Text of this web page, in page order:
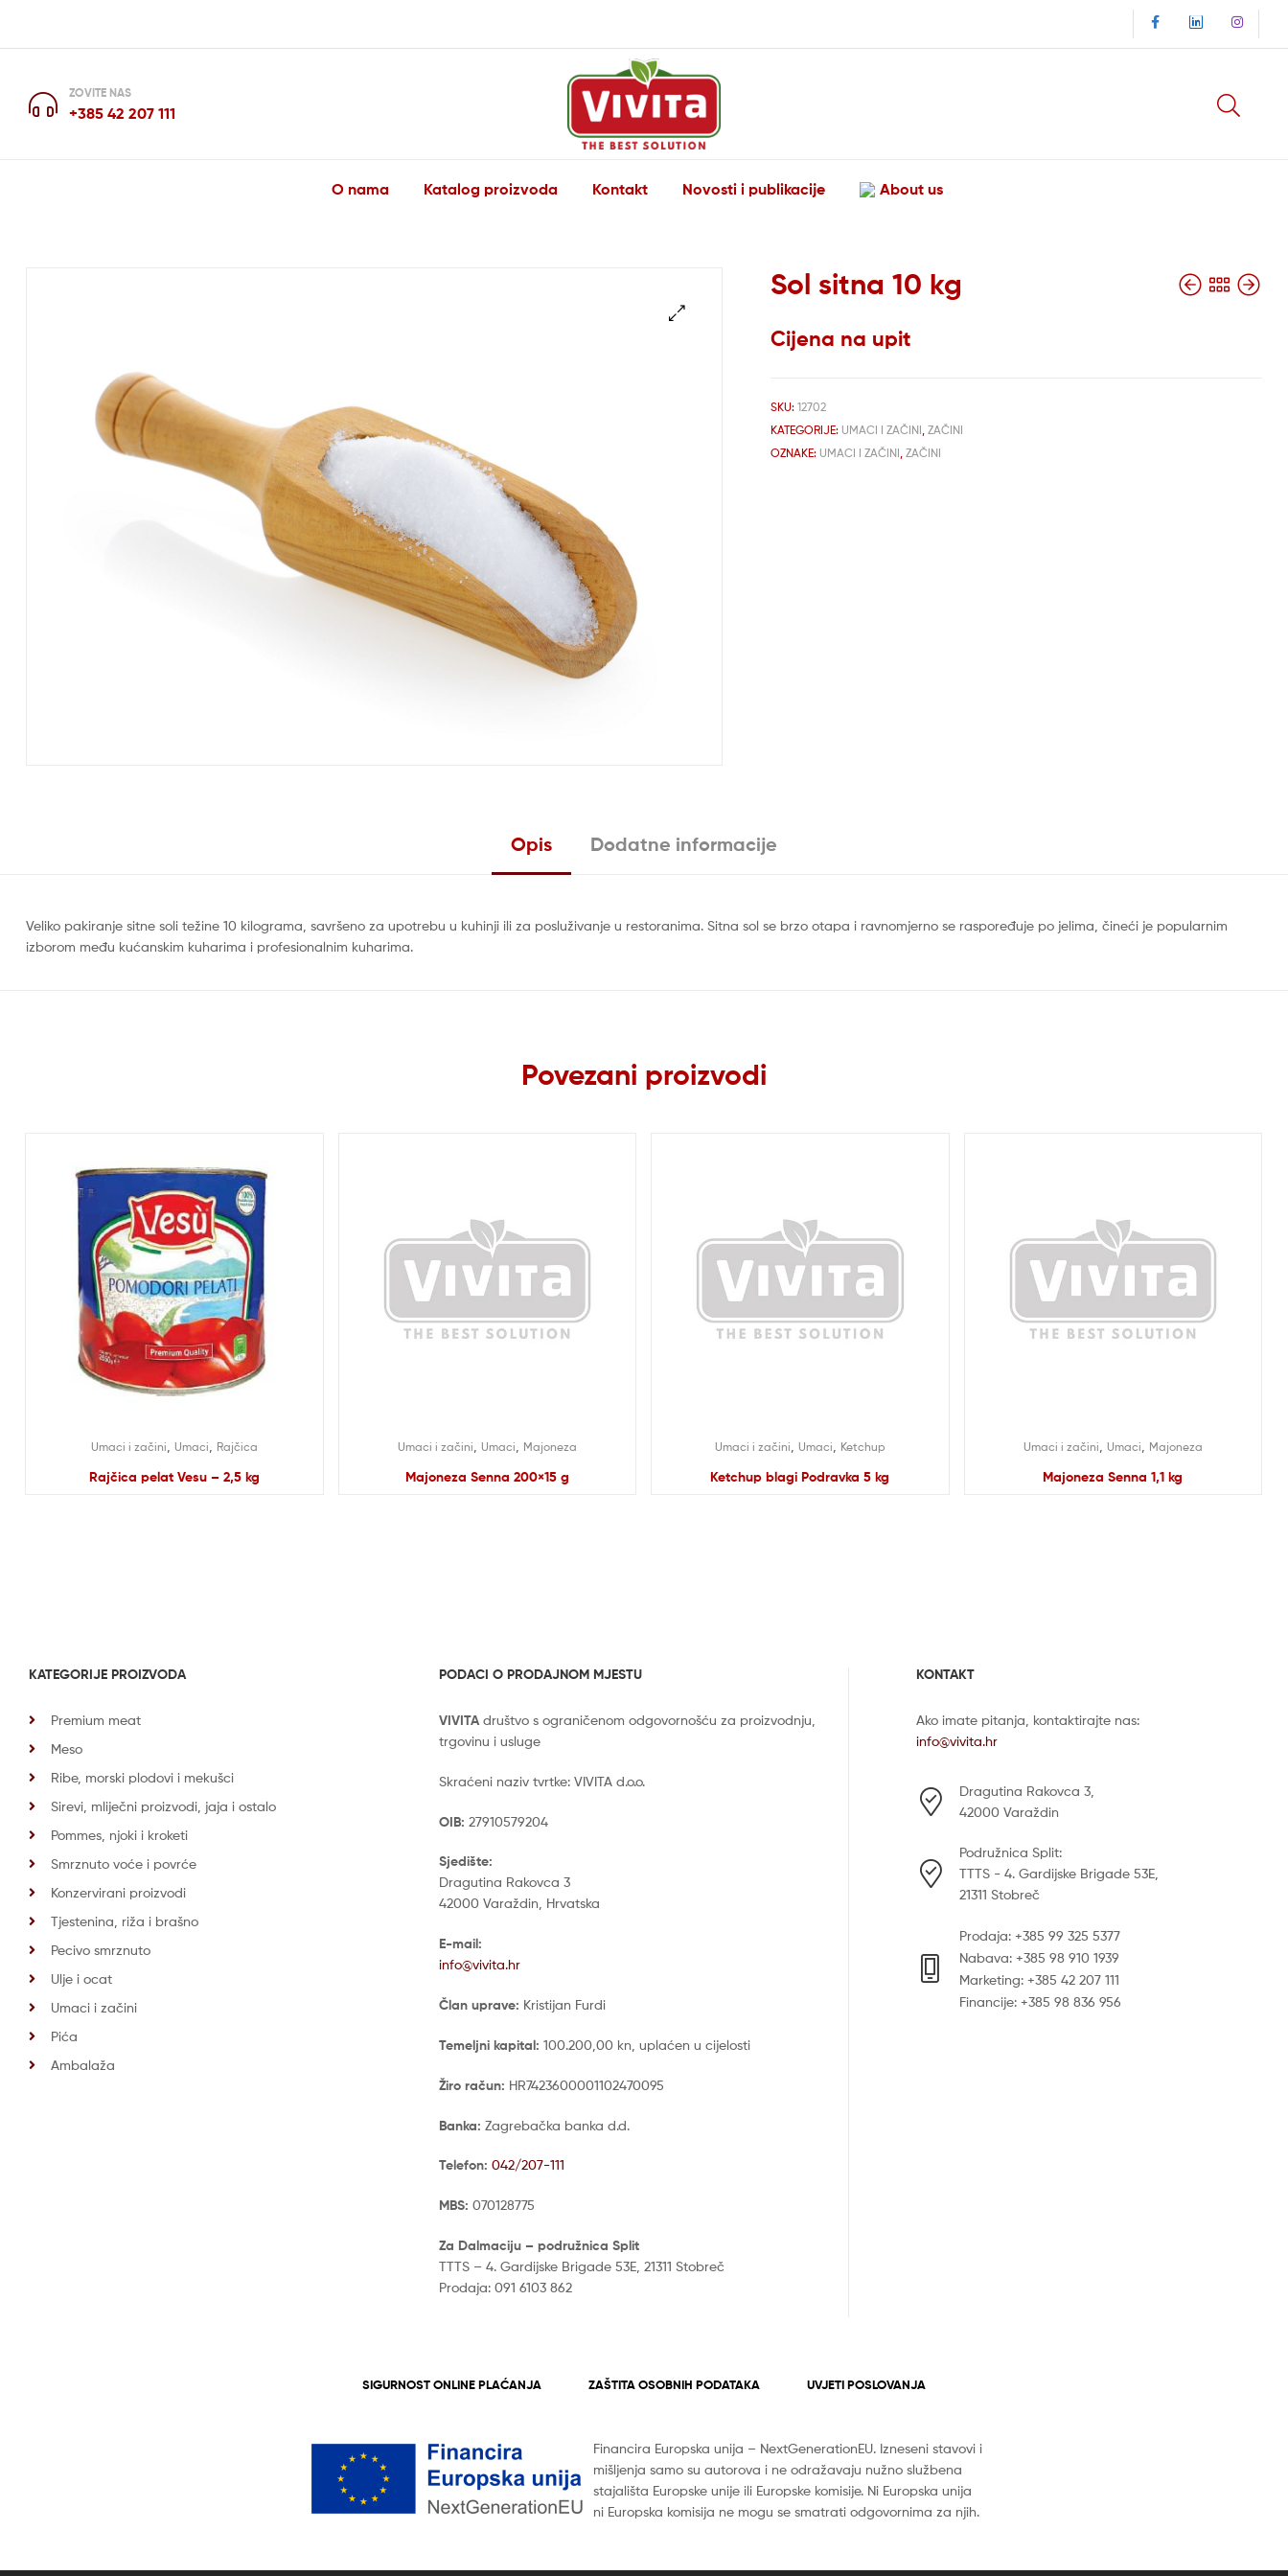
ZOVITE NAS
+385 42 207 111
O nama Katalog proizvoda Kontakt Novosti i publikacije About us
Sol sitna 10 kg
Cijena na upit
SKU:12702
KATEGORIJE: UMACI I ZAČINI,ZAČINI
OZNAKE: UMACI I ZAČINI,ZAČINI
Opis Dodatne informacije
Veliko pakiranje sitne soli težine 10 kilograma, savršeno za upotrebu u kuhinji ili za posluživanje u restoranima. Sitna sol se brzo otapa i ravnomjerno se raspoređuje po jelima, čineći je popularnim
izborom među kućanskim kuharima i profesionalnim kuharima.
Povezani proizvodi
Umaci i začini Umaci Rajčica
Rajčica pelat Vesu – 2,5 kg
Umaci i začini Umaci Majoneza
Majoneza Senna 200×15 g
Umaci i začini Umaci Ketchup
Ketchup blagi Podravka 5 kg
Umaci i začini Umaci Majoneza
Majoneza Senna 1,1 kg
KATEGORIJE PROIZVODA
Premium meat
Meso
Ribe, morski plodovi i mekušci
Sirevi, mliječni proizvodi, jaja i ostalo
Pommes, njoki i kroketi
Smrznuto voće i povrće
Konzervirani proizvodi
Tjestenina, riža i brašno
Pecivo smrznuto
Ulje i ocat
Umaci i začini
Pića
Ambalaža
PODACI O PRODAJNOM MJESTU
VIVITAdruštvo s ograničenom odgovornošću za proizvodnju,
trgovinu i usluge
Skraćeni naziv tvrtke: VIVITA d.o.o.
OIB: 27910579204
Sjedište:
Dragutina Rakovca 3
42000 Varaždin, Hrvatska
E-mail:
info@vivita.hr
Član uprave: Kristijan Furdi
Temeljni kapital: 100.200,00 kn, uplaćen u cijelosti
Žiro račun: HR7423600001102470095
Banka: Zagrebačka banka d.d.
Telefon: 042/207-111
MBS: 070128775
Za Dalmaciju – podružnica Split
TTTS – 4. Gardijske Brigade 53E, 21311 Stobreč
Prodaja: 091 6103 862
KONTAKT
Ako imate pitanja, kontaktirajte nas:
info@vivita.hr
Dragutina Rakovca 3,
42000 Varaždin
Podružnica Split:
TTTS - 4. Gardijske Brigade 53E,
21311 Stobreč
Prodaja: +385 99 325 5377
Nabava: +385 98 910 1939
Marketing: +385 42 207 111
Financije: +385 98 836 956
SIGURNOST ONLINE PLAĆANJA ZAŠTITA OSOBNIH PODATAKA UVJETI POSLOVANJA
Financira Europska unija – NextGenerationEU. Izneseni stavovi i
mišljenja samo su autorova i ne odražavaju nužno službena
stajališta Europske unije ili Europske komisije. Ni Europska unija
ni Europska komisija ne mogu se smatrati odgovornima za njih.